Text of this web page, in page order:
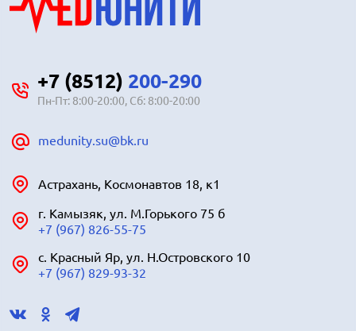
+7 (8512) 200-290
Пн-Пт: 8:00-20:00, Сб: 8:00-20:00
medunity.su@bk.ru
Астрахань, Космонавтов 18, к1
г. Камызяк, ул. М.Горького 75 б
+7 (967) 826-55-75
с. Красный Яр, ул. Н.Островского 10
+7 (967) 829-93-32